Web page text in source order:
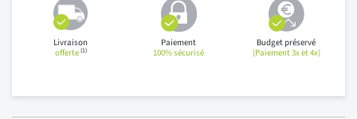
Livraison
offerte(1)
Paiement
100% sécurisé
Budget préservé
(Paiement 3x et 4x)